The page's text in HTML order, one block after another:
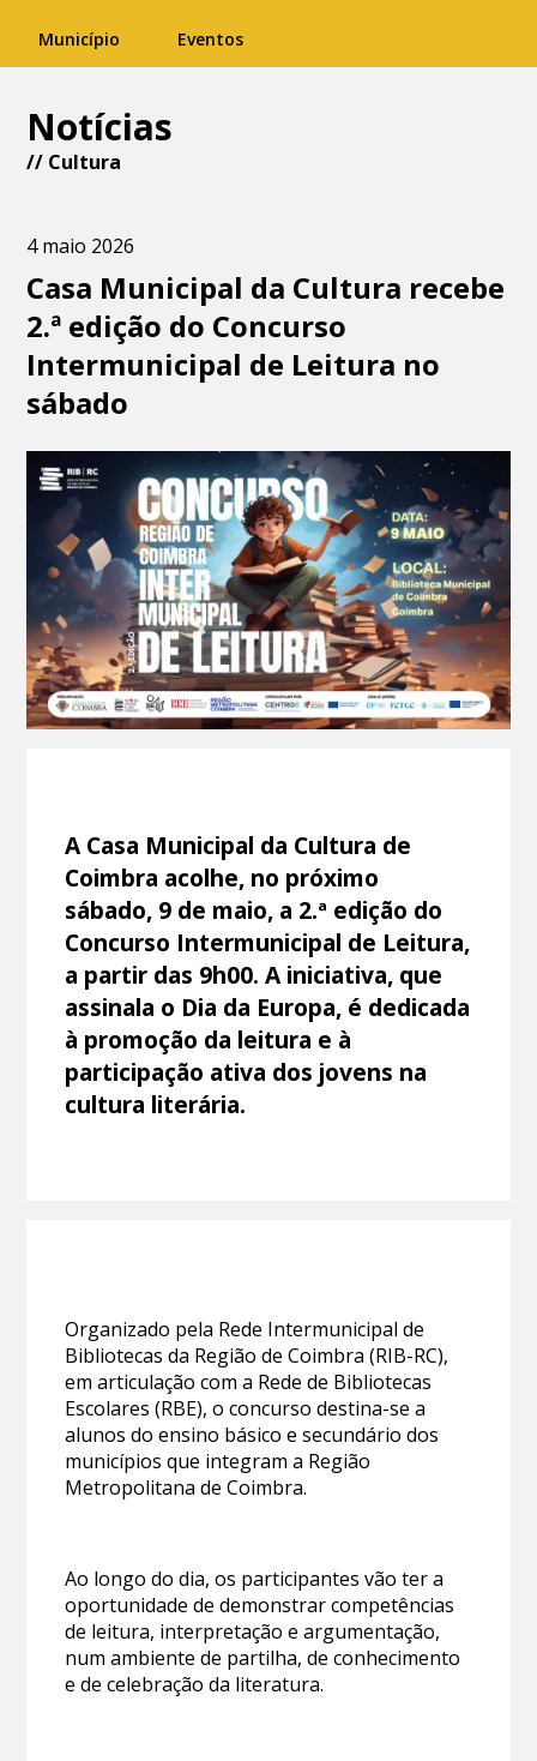
Município Eventos
Notícias
// Cultura
4 maio 2026
Casa Municipal da Cultura recebe
2.ª edição do Concurso
Intermunicipal de Leitura no
sábado
A Casa Municipal da Cultura de
Coimbra acolhe, no próximo
sábado, 9 de maio, a 2.ª edição do
Concurso Intermunicipal de Leitura,
a partir das 9h00. A iniciativa, que
assinala o Dia da Europa, é dedicada
à promoção da leitura e à
participação ativa dos jovens na
cultura literária.
Organizado pela Rede Intermunicipal de
Bibliotecas da Região de Coimbra (RIB-RC),
em articulação com a Rede de Bibliotecas
Escolares (RBE), o concurso destina-se a
alunos do ensino básico e secundário dos
municípios que integram a Região
Metropolitana de Coimbra.
Ao longo do dia, os participantes vão ter a
oportunidade de demonstrar competências
de leitura, interpretação e argumentação,
num ambiente de partilha, de conhecimento
e de celebração da literatura.